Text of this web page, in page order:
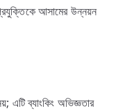
আসামের উন্নয়ন
এটি ব্যাংকিং অভিজ্ঞতার